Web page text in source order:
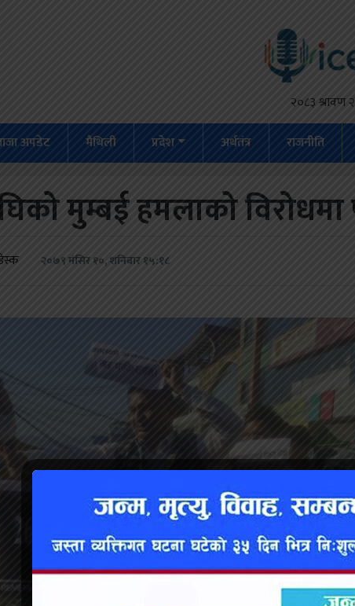
२०८३ श्रावण
अपडेट मैथिली प्रदेश अर्थतंत्र राजनीति
मुम्बई हमलाको विरोधमा
२०७९ मंसिर १०, शनिबार १५:१८